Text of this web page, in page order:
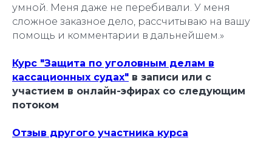
умной. Меня даже не перебивали. У меня
сложное заказное дело, рассчитываю на вашу
помощь и комментарии в дальнейшем.»
Курс "Защита по уголовным делам в
кассационных судах" в записи или с
участием в онлайн-эфирах со следующим
потоком
Отзыв другого участника курса